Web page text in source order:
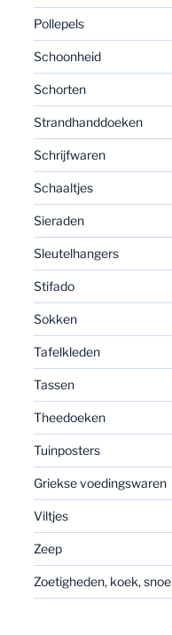
Pollepels
Schoonheid
Schorten
Strandhanddoeken
Schrijfwaren
Schaaltjes
Sieraden
Sleutelhangers
Stifado
Sokken
Tafelkleden
Tassen
Theedoeken
Tuinposters
Griekse voedingswaren
Viltjes
Zeep
Zoetigheden, koek,